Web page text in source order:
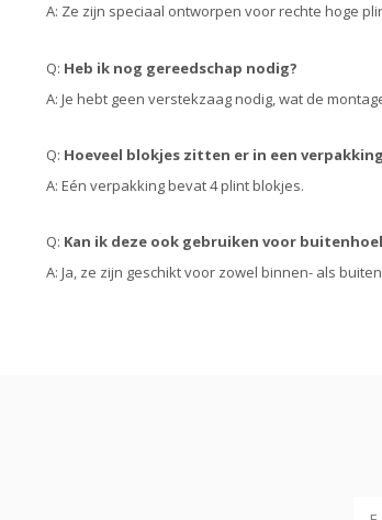
A: Ze zijn speciaal ontworpen voor rechte hoge
Q: Heb ik nog gereedschap nodig?
A: Je hebt geen verstekzaag nodig, wat de
Q: Hoeveel blokjes zitten er in een
A: Eén verpakking bevat 4 plint blokjes.
Q: Kan ik deze ook gebruiken voor
A: Ja, ze zijn geschikt voor zowel binnen- als